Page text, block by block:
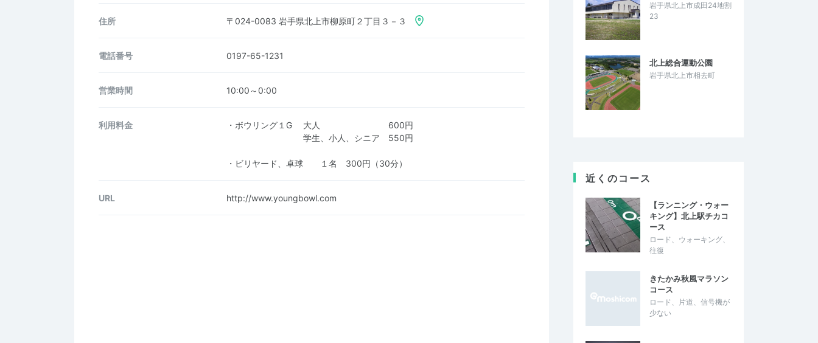
住所 〒024-0083 岩手県北上市柳原町２丁目３－３
電話番号 0197-65-1231
営業時間 10:00～0:00
利用料金
・ボウリング１G 大人 600円
学生、小人、シニア 550円
・ビリヤード、卓球 １名 300円（30分）
URL http://www.youngbowl.com
岩手県北上市成田24地割
23
北上総合運動公園
岩手県北上市相去町
近くのコース
【ランニング・ウォー
キング】北上駅チカコ
ース
ロード、ウォーキング、
往復
きたかみ秋風マラソン
コース
ロード、片道、信号機が
少ない